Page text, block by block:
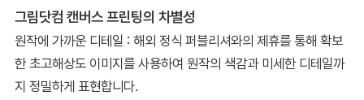
그림닷컴 캔버스 프린팅의 차별성
원작에 가까운 디테일 : 해외 정식 퍼블리셔와의 제휴를 통해 확보
한 초고해상도 이미지를 사용하여 원작의 색감과 미세한 디테일까
지 정밀하게 표현합니다.